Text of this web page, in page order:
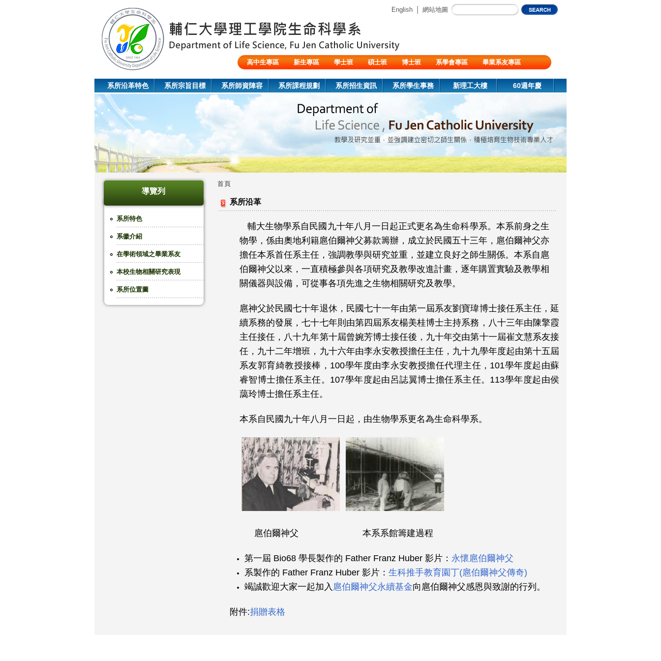
English 網站地圖
高中生專區 新生專區 學士班 碩士班 博士班 系學會專區
畢業系友專區
系所沿革特色 系所宗旨目標 系所師資陣容 系所課程規劃 系所招生資訊 系所學生事務 新理工大樓 60週年慶
導覽列
系所特色
系徽介紹
在學術領域之畢業系友
本校生物相關研究表現
系所位置圖
您
首頁
系所沿革
輔大生物學系自民國九十年八月一日起正式更名為生命科學系。本系前身之生
物學，係由奧地利籍扈伯爾神父募款籌辦，成立於民國五十三年，扈伯爾神父亦
擔任本系首任系主任，強調教學與研究並重，並建立良好之師生關係。本系自扈
伯爾神父以來，一直積極參與各項研究及教學改進計畫，逐年購置實驗及教學相
關儀器與設備，可從事各項先進之生物相關研究及教學。
扈神父於民國七十年退休，民國七十一年由第一屆系友劉寶瑋博士接任系主任，延
續系務的發展，七十七年則由第四屆系友楊美桂博士主持系務，八十三年由陳擎霞
主任接任，八十九年第十屆曾婉芳博士接任後，九十年交由第十一屆崔文慧系友接
任， 九十二年增班， 九十六年由李永安教授擔任主任，九十九學年度起由第十五屆
系友郭育綺教授接棒，100學年度由李永安教授擔任代理主任，101學年度起由蘇
睿智博士擔任系主任。107學年度起由呂誌翼博士擔任系主任。 113學年度起由侯
藹玲博士擔任系主任。
本系自民國九十年八月一日起，由生物學系更名為生命科學系。
扈伯爾神父 本系系館籌建過程
第一屆 Bio68 學長製作的 Father Franz Huber 影片： 永懷扈伯爾神父
系製作的 Father Franz Huber 影片： 生科推手教育園丁(扈伯爾神父傳奇)
竭誠歡迎大家一起加入 扈伯爾神父永續基金向扈伯爾神父感恩與致謝的行列。
附件:捐贈表格